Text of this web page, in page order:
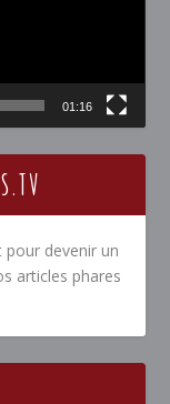
01:16
pour devenir un
articles phares